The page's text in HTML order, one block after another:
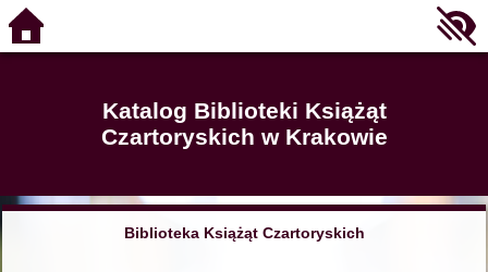
Katalog Biblioteki Książąt
Czartoryskich w Krakowie
Biblioteka Książąt Czartoryskich